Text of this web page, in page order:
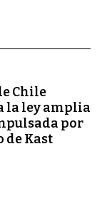
Chile
la ley amplia
por
de Kast